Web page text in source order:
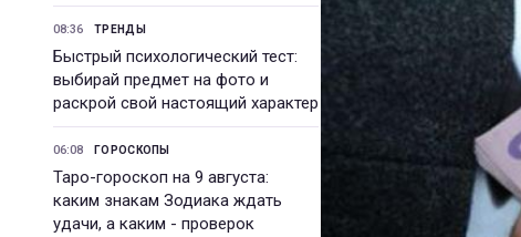
08:36 ТРЕНДЫ
Быстрый психологический тест:
выбирай предмет на фото и
раскрой свой настоящий характер
06:08 ГОРОСКОПЫ
Таро-гороскоп на 9 августа:
каким знакам Зодиака ждать
удачи, а каким - проверок